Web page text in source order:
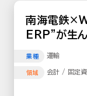
南海電鉄
ERP”が生
業種 運輸
領域 会計 / 固定